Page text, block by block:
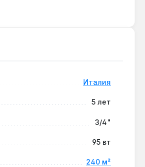
объектов с оборудованным
35-45°C через
Италия
5 лет
3/4"
95 вт
240 м²